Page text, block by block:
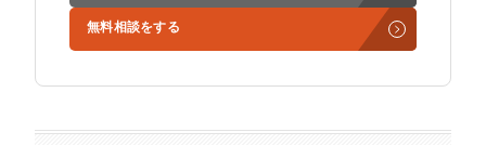
学生時代からに代表岩野の社長秘書として活動。現在は
3社の事業責任者も務めており、Webマーケティングと
趣味はキックボクシング。アマチュアの戦績は2戦0勝2
無料相談をする